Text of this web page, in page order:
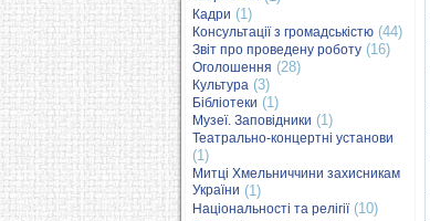
Кадри (1)
Консультації з громадськістю (44)
Звіт про проведену роботу (16)
Оголошення (28)
Культура (3)
Бібліотеки (1)
Музеї. Заповідники (1)
Театрально-концертні установи
(1)
Митці Хмельниччини захисникам
України (1)
Національності та релігії(10)